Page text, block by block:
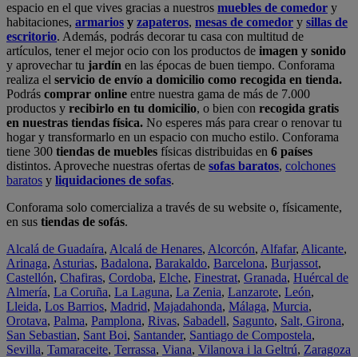
espacio en el que vives gracias a nuestros muebles de comedor y
habitaciones, armarios y zapateros, mesas de comedor y sillas de
escritorio. Además, podrás decorar tu casa con multitud de
artículos, tener el mejor ocio con los productos de imagen y sonido
y aprovechar tu jardín en las épocas de buen tiempo. Conforama
realiza el servicio de envío a domicilio como recogida en tienda.
Podrás comprar online entre nuestra gama de más de 7.000
productos y recibirlo en tu domicilio, o bien con recogida gratis
en nuestras tiendas física. No esperes más para crear o renovar tu
hogar y transformarlo en un espacio con mucho estilo. Conforama
tiene 300 tiendas de muebles físicas distribuidas en 6 países
distintos. Aproveche nuestras ofertas de sofas baratos, colchones
baratos y liquidaciones de sofas.
Conforama solo comercializa a través de su website o, físicamente,
en sus tiendas de sofás.
Alcalá de Guadaíra, Alcalá de Henares, Alcorcón, Alfafar, Alicante,
Arinaga, Asturias, Badalona, Barakaldo, Barcelona, Burjassot,
Castellón, Chafiras, Cordoba, Elche, Finestrat, Granada, Huércal de
Almería, La Coruña, La Laguna, La Zenia, Lanzarote, León,
Lleida, Los Barrios, Madrid, Majadahonda, Málaga, Murcia,
Orotava, Palma, Pamplona, Rivas, Sabadell, Sagunto, Salt, Girona,
San Sebastian, Sant Boi, Santander, Santiago de Compostela,
Sevilla, Tamaraceite, Terrassa, Viana, Vilanova i la Geltrú, Zaragoza